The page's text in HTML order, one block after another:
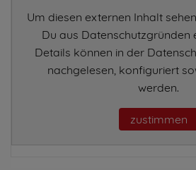
Um diesen externen Inhalt
Du aus Datenschutzgründen
Details können in der
nachgelesen, konfiguriert
werden.
zustimmen